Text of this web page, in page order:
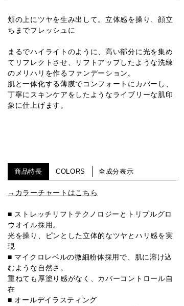
頬の上にツヤを生み出して。立体感を操り、顔立
ちまでフレッシュに
まるでハイライトのように、高い部分に光を集め
てリフレクトさせ、リフトアップしたような洗練
のメリハリを作るファンデーション。
肌と一体化する薄膜でコンフォートにカバーし、
丁寧にスキンケアをしたようなライブリーな肌印
象に仕上げます。
商品特長 COLORS 全成分表示
→カラーチャートはこちら
■ ストレッチリフトテクノロジーとトリプルグロ
ウオイル採用。
光を操り、ピンとした立体的なツヤとハリ感を実
現
■ マイクロレベルの微細粉体採用で、肌に溶け込
むような自然さ。
重ねても厚塗り感がなく、カバーコントロール自
在
■ オールデイラスティング